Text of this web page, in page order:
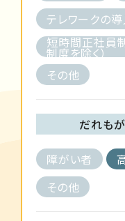
テレワークの導
短時間正社員
制度を除く）
その他
だれも
障がい者
その他